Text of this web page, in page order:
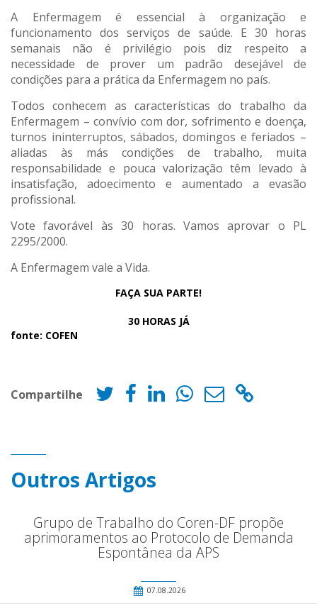
A Enfermagem é essencial à organização e
funcionamento dos serviços de saúde. E 30 horas
semanais não é privilégio pois diz respeito a
necessidade de prover um padrão desejável de
condições para a prática da Enfermagem no país.
Todos conhecem as características do trabalho da
Enfermagem – convívio com dor, sofrimento e doença,
turnos ininterruptos, sábados, domingos e feriados –
aliadas às más condições de trabalho, muita
responsabilidade e pouca valorização têm levado à
insatisfação, adoecimento e aumentado a evasão
profissional.
Vote favorável às 30 horas. Vamos aprovar o PL
2295/2000.
A Enfermagem vale a Vida.
FAÇA SUA PARTE!
30 HORAS JÁ
fonte: COFEN
Compartilhe
Outros Artigos
Grupo de Trabalho do Coren-DF propõe
aprimoramentos ao Protocolo de Demanda
Espontânea da APS
07.08.2026